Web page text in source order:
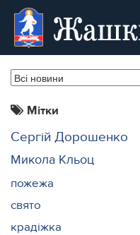
Мітки
Сергій Дорошенко
Микола Кльоц
пожежа
свято
крадіжка